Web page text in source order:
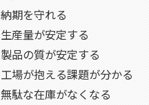
納期を守れる
生産量が安定する
製品の質が安定する
工場が抱える課題が分かる
無駄な在庫がなくなる